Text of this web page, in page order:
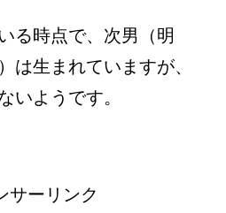
る時点で、次男（明
は生まれていますが、
いようです。
サーリンク